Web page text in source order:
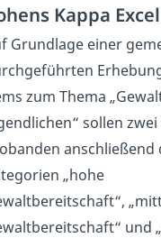
Kappa Excel
Grundlage einer
zum Thema
sollen zwei
anschließend
„hohe
und